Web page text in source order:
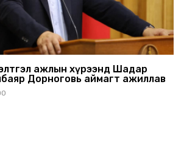
ажлын хүрээнд Шадар
Дорноговь аймагт ажиллав